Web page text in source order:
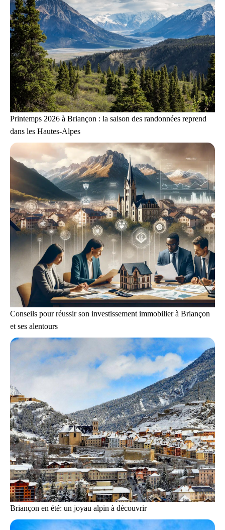
Printemps 2026 à Briançon : la saison des randonnées reprend
dans les Hautes-Alpes
Conseils pour réussir son investissement immobilier à Briançon
et ses alentours
Briançon en été: un joyau alpin à découvrir